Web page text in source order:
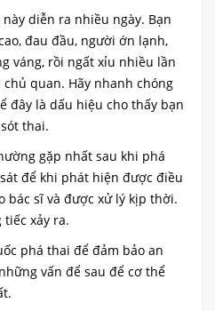
diễn ra nhiều ngày. Bạn
đau đầu, người ớn lạnh,
váng, rồi ngất xỉu nhiều lần
quan. Hãy nhanh chóng
đây là dấu hiệu cho thấy bạn
thai.
gặp nhất sau khi phá
để khi phát hiện được điều
bác sĩ và được xử lý kịp thời.
xảy ra.
phá thai để đảm bảo an
vấn để sau để cơ thể